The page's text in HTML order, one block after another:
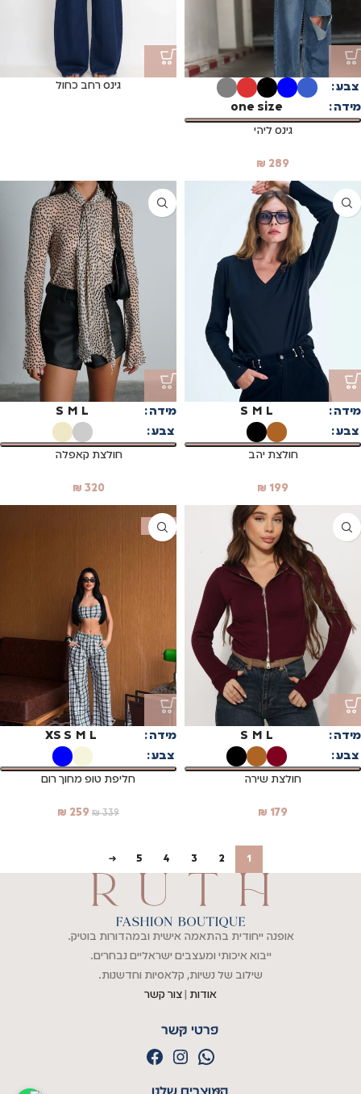
צבע
מידה
one size
גינס ליהי
₪ 289
גינס רחב כחול
מידה L
M
S
צבע
חולצת יהב
₪ 199
מידה L
M
S
צבע
חולצת קאפלה
₪ 320
מידה L
M
S
צבע
חולצת שירה
₪ 179
SALE
מידה L
M
S
XS
צבע
חליפת טופ מחוך רום
₪339
₪ 259
1
2
3
4
5
→
אופנה ייחודית בהתאמה אישית ובמהדורות בוטיק.
ייבוא איכותי ומעצבים ישראליים נבחרים.
שילוב של נשיות, קלאסיות וחדשנות.
אודות
צור קשר
פרטי קשר